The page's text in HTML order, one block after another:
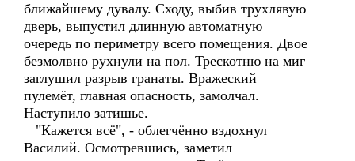
ближайшему дувалу. Сходу, выбив трухлявую
дверь, выпустил длинную автоматную
очередь по периметру всего помещения. Двое
безмолвно рухнули на пол. Трескотню на миг
заглушил разрыв гранаты. Вражеский
пулемёт, главная опасность, замолчал.
Наступило затишье.
"Кажется всё", - облегчённо вздохнул
Василий. Осмотревшись, заметил